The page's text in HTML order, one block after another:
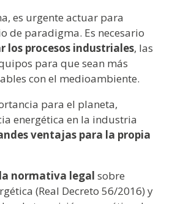
es urgente actuar para
de paradigma. Es necesario
los procesos industriales, las
para que sean más
con el medioambiente.
para el planeta,
energética en la industria
ventajas para la propia
normativa legal sobre
(Real Decreto 56/2016) y